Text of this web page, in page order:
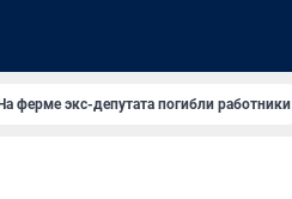
На ферме экс-депутата погибли работники